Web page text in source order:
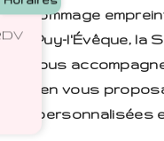
hommage
Puy-l'Évêque, la
vous
en vous
personnalisées